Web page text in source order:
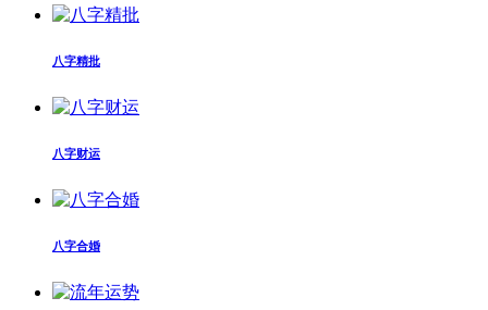
八字精批
八字财运
八字合婚